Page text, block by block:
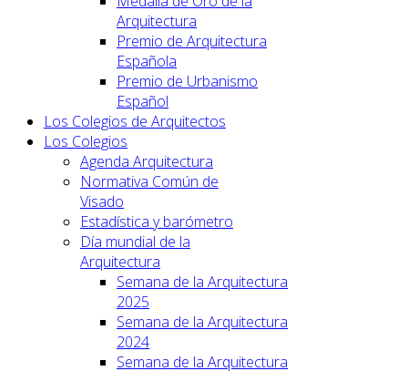
Arquitectura
Premio de Arquitectura
Española
Premio de Urbanismo
Español
Los Colegios de Arquitectos
Los Colegios
Agenda Arquitectura
Normativa Común de
Visado
Estadística y barómetro
Día mundial de la
Arquitectura
Semana de la Arquitectura
2025
Semana de la Arquitectura
2024
Semana de la Arquitectura